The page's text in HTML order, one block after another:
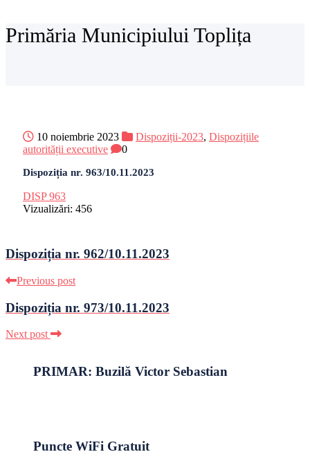
Primăria Municipiului Toplița
10 noiembrie 2023 Dispoziții-2023, Dispozițiile
autorității executive
0
Dispoziția nr. 963/10.11.2023
DISP 963
Vizualizări: 456
Dispoziția nr. 962/10.11.2023
Previous post
Dispoziția nr. 973/10.11.2023
Next post
PRIMAR: Buzilă Victor Sebastian
Puncte WiFi Gratuit